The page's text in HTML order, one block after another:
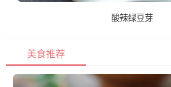
酸辣绿豆芽
美食推荐